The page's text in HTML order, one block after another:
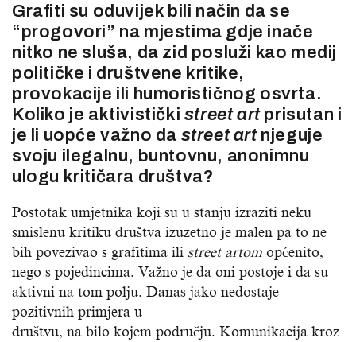
Grafiti su oduvijek bili način da se
“progovori” na mjestima gdje inače
nitko ne sluša, da zid posluži kao medij
političke i društvene kritike,
provokacije ili humorističnog osvrta.
Koliko je aktivistički streetartprisutan i
je li uopće važno da streetartnjeguje
svoju ilegalnu, buntovnu, anonimnu
ulogu kritičara društva?
Postotak umjetnika koji su u stanju izraziti neku
smislenu kritiku društva izuzetno je malen pa to ne
bih povezivao s grafitima ili street artom općenito,
nego s pojedincima. Važno je da oni postoje i da su
aktivni na tom polju. Danas jako nedostaje
pozitivnih primjera u
društvu, na bilo kojem području. Komunikacija kroz